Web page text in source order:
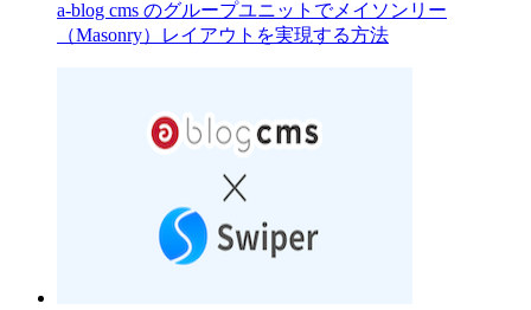
a-blog cms のグループユニットでメイソンリー
（Masonry）レイアウトを実現する方法